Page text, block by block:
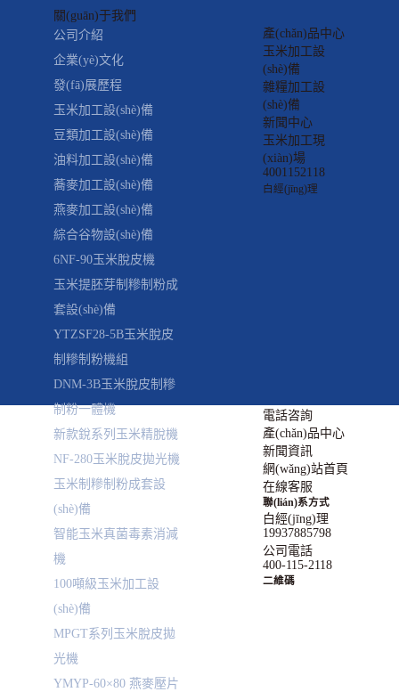
關(guān)于我們
公司介紹
企業(yè)文化
發(fā)展歷程
產(chǎn)品中心
玉米加工設(shè)備
豆類加工設(shè)備
油料加工設(shè)備
蕎麥加工設(shè)備
燕麥加工設(shè)備
綜合谷物設(shè)備
玉米加工設
(shè)備
6NF-90玉米脫皮機
玉米提胚芽制糝制粉成
套設(shè)備
YTZSF28-5B玉米脫皮
制糝制粉機組
DNM-3B玉米脫皮制糝
制粉一體機
新款銳系列玉米精脫機
NF-280玉米脫皮拋光機
玉米制糝制粉成套設
(shè)備
智能玉米真菌毒素消減
機
100噸級玉米加工設
(shè)備
MPGT系列玉米脫皮拋
光機
雜糧加工設
(shè)備
YMYP-60×80 燕麥壓片
新聞中心
玉米加工現
(xiàn)場
4001152118
白經(jīng)理
電話咨詢
產(chǎn)品中心
新聞資訊
網(wǎng)站首頁
在線客服
聯(lián)系方式
白經(jīng)理
19937885798
公司電話
400-115-2118
二維碼